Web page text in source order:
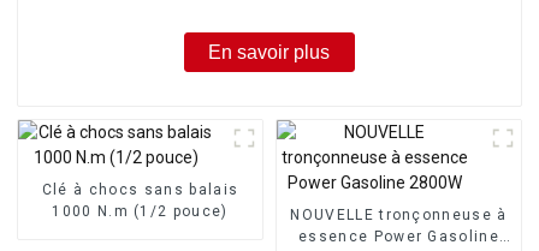
En savoir plus
Clé à chocs sans balais
1000 N.m (1/2 pouce)
NOUVELLE tronçonneuse à
essence Power Gasoline